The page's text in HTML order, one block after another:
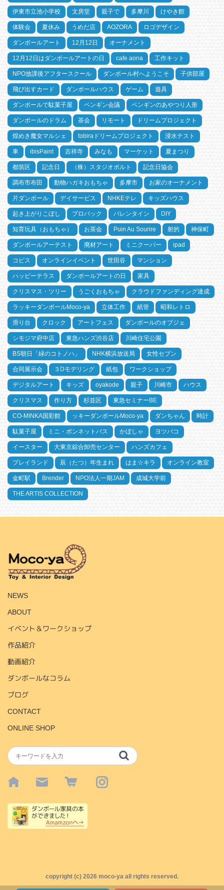
伊東市立池小学校 文房堂 親子で 多摩川 けやき館
体験会 夏休み うめだ店 AOZORA ロゴデザイン
ダンボールアート 12月12日 オーナメント
12月12日はダンボールアートの日 cafe aona 工作キット
NPO放課後アフタースクール ダンボール村へようこそ 子供部屋
飛び出すカード ダンボールハウス ゲーム 遊具
ダンボールで駄菓子屋 ペンギン会議 ペンギンのあやつり人形
ダンボールのドラム 茶会 リモート ドリームプロジェクト
煌めき魔女マルシェ tobiraドリームプロジェクト 浸水テスト
車 ibisPaint 吉祥寺 みなも マーケット 夏まつり
都筑区 記念日 （株）スタジオポルト 記念日協会
調布市布田 動物ハガキおもちゃ 多摩市 お家のオーナメント
片ダンボール デイサービス NHKEテレ キッズハウス
起き上がりこぼし プロパック バレンタイン DIY
知育玩具（おもちゃ） お茶会 Puin Au Sourire 射的 神保町
ダンボールアーテスト 廃材アート ミニクーパー ipad
コピス オンラインイベント 世田谷 マンション
ハッピーテラス ダンボールアートの日 家具
クリスマス・ツリー うごくおもちゃ クラウドファンディング達成
ラッキーダンボールMoco-ya 立体工作 紙管 昭和レトロ
滑り台 クロック アートフェス ダンボールのオブジェ
シモジマ府中店 東急ハンズ渋谷店 川崎住宅公園
BS朝日「緑のコトノハ」 NHK横浜放送局 女性セブン
合同展示会 ３Dモデリング 紙包 ワークショップ
デジタルアート キッズ oyakode 親子 川崎市 ハウス
クリスマス 作り方 杉並区 東急セミナーBE
CO-MINKA国彩館 ッキーダンボールMoco-ya ダンちゃん 時計
駄菓子屋 ミニ・ボンネットバス かぼしゃ ヨツバコ
イースター 大東京綜合卸売センター ハンズカフェ
プレイランド 辰（たつ）年生まれ はま☆キラ オンライン教室
金町駅 Brender NPO法人一期JAM 成城大学前
THE ARTIS COLLECTION
NEWS
ABOUT
イベント＆ワークショップ
作品紹介
動画紹介
ダンボールなコラム
ブログ
CONTACT
ONLINE SHOP
copyright (c) 2026 moco-ya all rights reserved.